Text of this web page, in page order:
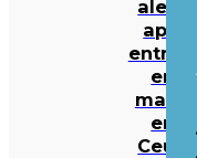
alerta
após
entrada
em
massa
em
Ceuta